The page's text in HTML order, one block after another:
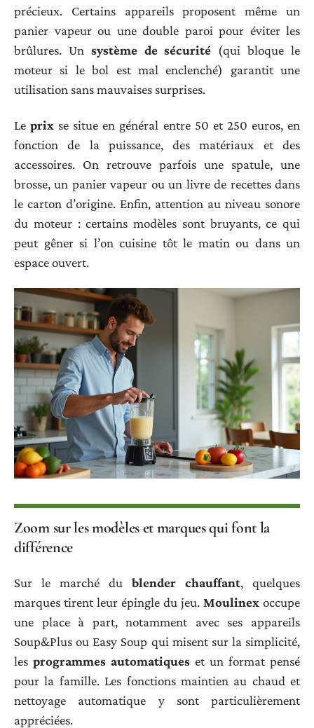
précieux. Certains appareils proposent même un
panier vapeur ou une double paroi pour éviter les
brûlures. Un système de sécurité (qui bloque le
moteur si le bol est mal enclenché) garantit une
utilisation sans mauvaises surprises.
Leprix se situe en général entre 50 et 250 euros, en
fonction de la puissance, des matériaux et des
accessoires. On retrouve parfois une spatule, une
brosse, un panier vapeur ou un livre de recettes dans
le carton d’origine. Enfin, attention au niveau sonore
du moteur : certains modèles sont bruyants, ce qui
peut gêner si l’on cuisine tôt le matin ou dans un
espace ouvert.
Zoom sur les modèles et marques qui font la
différence
Sur le marché du blender chauffant, quelques
marques tirent leur épingle du jeu. Moulinex occupe
une place à part, notamment avec ses appareils
Soup&Plus ou Easy Soup qui misent sur la simplicité,
les programmes automatiques et un format pensé
pour la famille. Les fonctions maintien au chaud et
nettoyage automatique y sont particulièrement
appréciées.